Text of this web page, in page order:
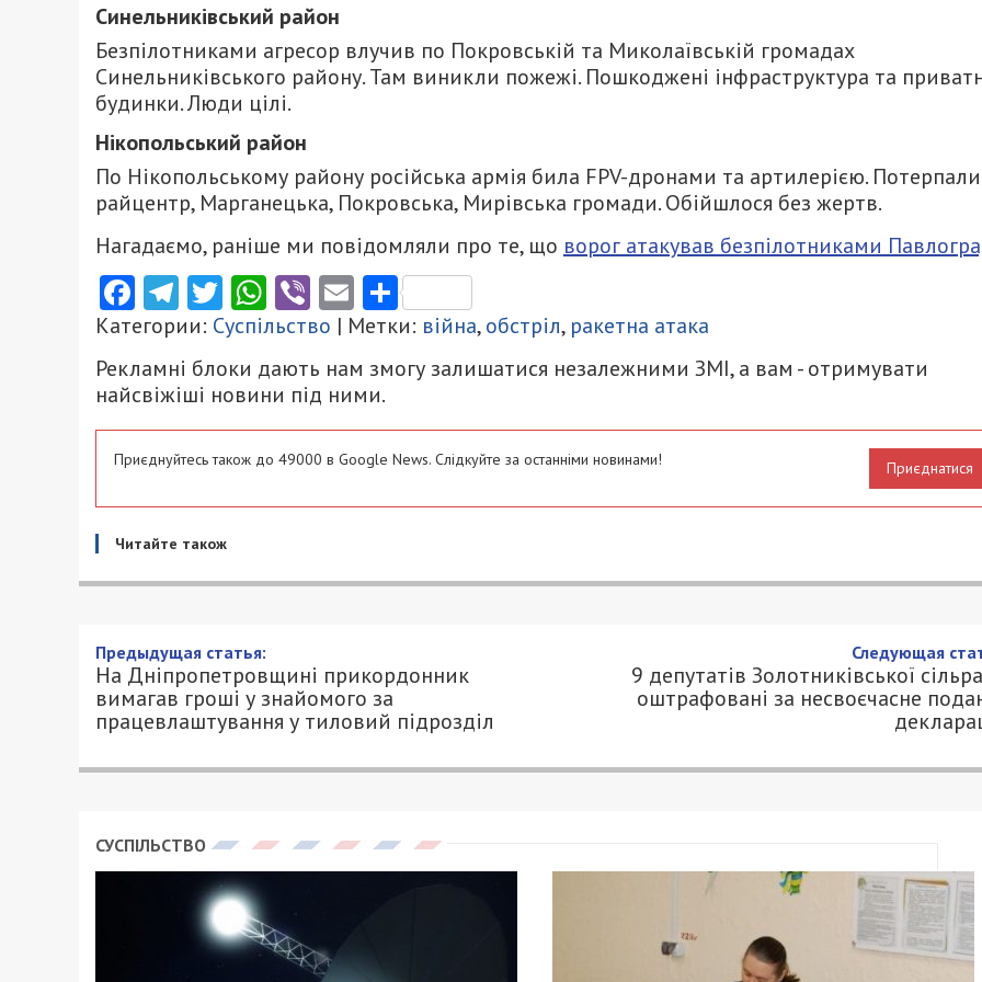
Синельниківський район
Безпілотниками агресор влучив по Покровській та Миколаївській громадах
Синельниківського району. Там виникли пожежі. Пошкоджені інфраструктура та
будинки. Люди цілі.
Нікопольський район
По Нікопольському району російська армія била FPV-дронами та артилерією. Потерпали
райцентр, Марганецька, Покровська, Мирівська громади. Обійшлося без жертв.
Нагадаємо, раніше ми повідомляли про те, що ворог атакував безпілотниками
Facebook
Telegram
Twitter
WhatsApp
ViberEmailПоділитися
Категории: Суспільство | Метки: війна,обстріл, ракетна атака
Рекламні блоки дають нам змогу залишатися незалежними ЗМІ, а вам - отримувати
найсвіжіші новини під ними.
Приєднуйтесь також до 49000 в Google News. Слідкуйте за останніми новинами! Приєднатися
Читайте також
На Дніпропетровщині прикордонник вимагав гроші у
знайомого за працевлаштування у тиловий підрозділ
29/10/2025 - 21:33
ПЕТРО ЩУКІН - СПЕЦИАЛЬНО ДЛЯ 49000.COM.UA